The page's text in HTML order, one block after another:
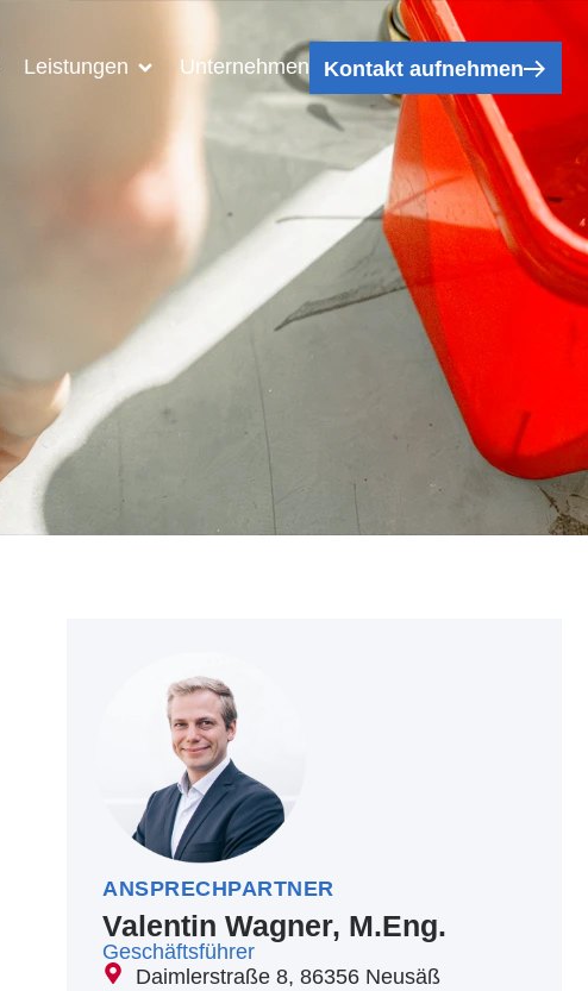
Leistungen Unternehmen Kontakt aufnehmen
ANSPRECHPARTNER
Valentin Wagner, M.Eng.
Geschäftsführer
Daimlerstraße 8, 86356 Neusäß